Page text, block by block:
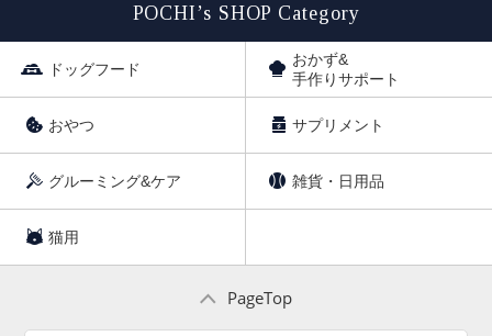
POCHI’s SHOP Category
ドッグフード
おかず&
手作りサポート
おやつ サプリメント
グルーミング&ケア 雑貨・日用品
猫用
PageTop